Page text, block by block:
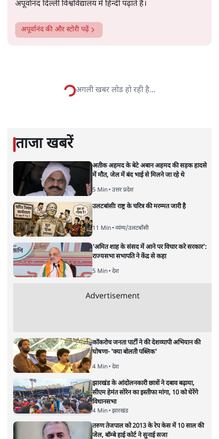
अपूर्वानंद दिल्ली विश्वविद्यालय में हिन्दी पढ़ाते हैं।
अपूर्वानंदकी और स्टोरी पढ़ें
बजट!
अर्थतंत्र| सतीश झा| 2 FEB, 2026
सतीश झा
मोदी सरकार का बजट 2026 बड़े बदलाव का वादा करता दिखता है,
लेकिन क्या वह देहलीज़ पार कर पाया? नीतिगत झिझक, अधूरे सुधार
और ठहरे फैसलों के बीच बजट की आलोचनात्मक समीक्षा पढ़िए।
बजट पेश करने उठीं तो वे आसानी से रिकॉर्ड बुक में दर्ज हो गईं।
लेकिन उसके बाद जो आया, उसने साफ़ दिखा दिया कि बिना
नएपन के सिर्फ़ सहनशक्ति कितनी दूर तक ले जा सकती है।
उनकी प्रस्तुति आत्मविश्वास से भरी थी। भाषण 90 मिनट चला और
एक ऐसे व्यक्ति की तरह बहता गया जो बजट‑दिवस की पूरी रस्में
इकोनॉमी”, “उत्पादकता”, “लचीलापन”—सब कुछ एक अनुभवी